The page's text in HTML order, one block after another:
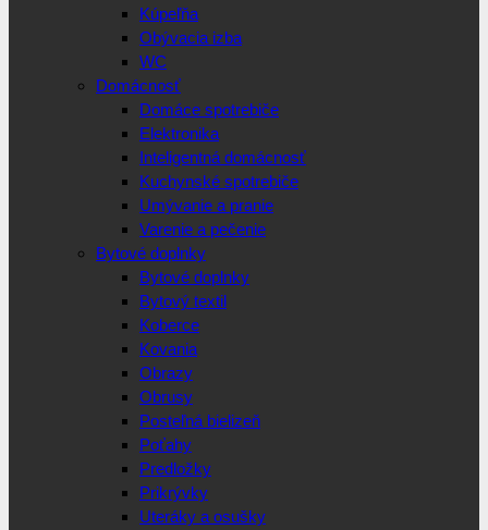
Kúpeľňa
Obývacia izba
WC
Domácnosť
Domáce spotrebiče
Elektronika
Inteligentná domácnosť
Kuchynské spotrebiče
Umývanie a pranie
Varenie a pečenie
Bytové doplnky
Bytové doplnky
Bytový textil
Koberce
Kovania
Obrazy
Obrusy
Posteľná bielizeň
Poťahy
Predložky
Prikrývky
Uteráky a osušky